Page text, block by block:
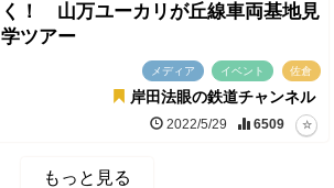
く！ 山万ユーカリが丘線車両基地見
学ツアー
メディア イベント 佐倉
岸田法眼の鉄道チャンネル
2022/5/29 6509
もっと見る